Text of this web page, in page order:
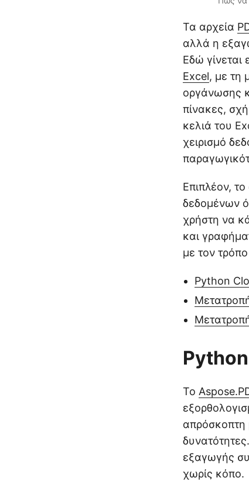
Τα αρχεία
αλλά η
Εδώ γίνεται
Excel, με τη
οργάνωσης
πίνακες,
κελιά του
χειρισμό
Επιπλέον,
δεδομένων
χρήστη να
και
με τον
Python
Το
απρόσκοπτη
εξαγωγής
χωρίς κόπο.